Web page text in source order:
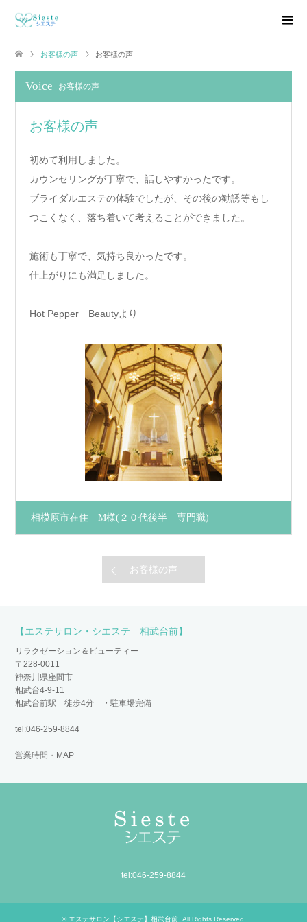
お客様の声 お客様の声
Voice お客様の声
お客様の声
初めて利用しました。
カウンセリングが丁寧で、話しやすかったです。
ブライダルエステの体験でしたが、その後の勧誘等もし
つこくなく、落ち着いて考えることができました。
施術も丁寧で、気持ち良かったです。
仕上がりにも満足しました。
Hot Pepper Beautyより
相模原市在住 M様(２０代後半 専門職)
お客様の声
【エステサロン・シエステ 相武台前】
リラクゼーション＆ビューティー
〒228-0011
神奈川県座間市
相武台4-9-11
相武台前駅 徒歩4分 ・駐車場完備
tel:046-259-8844
営業時間・MAP
tel:046-259-8844
© エステサロン【シエステ】相武台前. All Rights Reserved.